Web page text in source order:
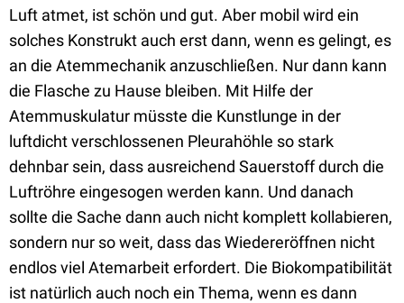
Luft atmet, ist schön und gut. Aber mobil wird ein
solches Konstrukt auch erst dann, wenn es gelingt, es
an die Atemmechanik anzuschließen. Nur dann kann
die Flasche zu Hause bleiben. Mit Hilfe der
Atemmuskulatur müsste die Kunstlunge in der
luftdicht verschlossenen Pleurahöhle so stark
dehnbar sein, dass ausreichend Sauerstoff durch die
Luftröhre eingesogen werden kann. Und danach
sollte die Sache dann auch nicht komplett kollabieren,
sondern nur so weit, dass das Wiedereröffnen nicht
endlos viel Atemarbeit erfordert. Die Biokompatibilität
ist natürlich auch noch ein Thema, wenn es dann